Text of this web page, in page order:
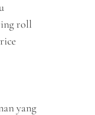
roll
yang